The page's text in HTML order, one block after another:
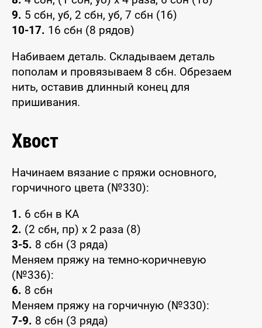
9. 5 сбн, уб, 2 сбн, уб, 7 сбн (16)
10-17. 16 сбн (8 рядов)
Набиваем деталь. Складываем деталь
пополам и провязываем 8 сбн. Обрезаем
нить, оставив длинный конец для
пришивания.
Хвост
Начинаем вязание с пряжи основного,
горчичного цвета (№330):
1. 6 сбн в КА
2. (2 сбн, пр) x 2 раза (8)
3-5. 8 сбн (3 ряда)
Меняем пряжу на темно-коричневую
(№336):
6. 8 сбн
Меняем пряжу на горчичную (№330):
7-9. 8 сбн (3 ряда)